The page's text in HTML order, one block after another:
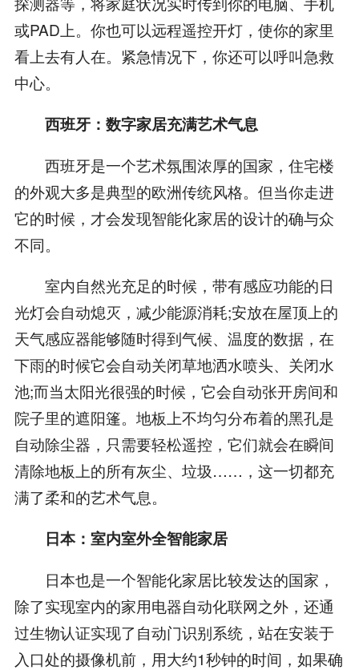
或PAD上。你也可以远程遥控开灯，使你的家里
看上去有人在。紧急情况下，你还可以呼叫急救
中心。
西班牙：数字家居充满艺术气息
西班牙是一个艺术氛围浓厚的国家，住宅楼
的外观大多是典型的欧洲传统风格。但当你走进
它的时候，才会发现智能化家居的设计的确与众
不同。
室内自然光充足的时候，带有感应功能的日
光灯会自动熄灭，减少能源消耗;安放在屋顶上的
天气感应器能够随时得到气候、温度的数据，在
下雨的时候它会自动关闭草地洒水喷头、关闭水
池;而当太阳光很强的时候，它会自动张开房间和
院子里的遮阳篷。地板上不均匀分布着的黑孔是
自动除尘器，只需要轻松遥控，它们就会在瞬间
清除地板上的所有灰尘、垃圾……，这一切都充
满了柔和的艺术气息。
日本：室内室外全智能家居
日本也是一个智能化家居比较发达的国家，
除了实现室内的家用电器自动化联网之外，还通
过生物认证实现了自动门识别系统，站在安装于
入口处的摄像机前，用大约1秒钟的时间，如果确